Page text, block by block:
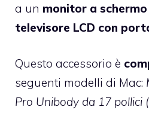
a un monitor a
televisore LCD con
Questo accessorio è
seguenti modelli di Mac:
Pro Unibody da 17 pollici